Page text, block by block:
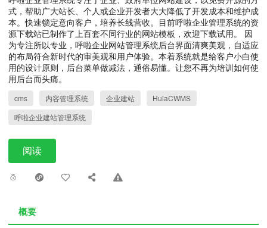
式，帮助广大站长、个人或企业开发者大大降低了开发成本和维护成
本。快速锁定意向客户，培养长线营收。目前呼啦企业管理系统的资
源下载站已制作了上百套不同行业的网站模板，欢迎下载试用。 因
为专注所以专业，呼啦企业网站管理系统后台界面清爽美观，自适应
的布局符合新时代的审美观和用户体验。本着系统就是给客户小白使
用的设计原则，后台菜单做减法，通俗易懂。让您不再为培训如何使
用后台而头痛。
cms 内容管理系统 企业建站
HulaCWMS
呼啦企业建站管理系统
阅读
概要